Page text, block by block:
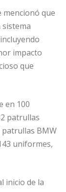
mencionó que
impacto
que
en 100
patrullas
BMW
uniformes,
inicio de la